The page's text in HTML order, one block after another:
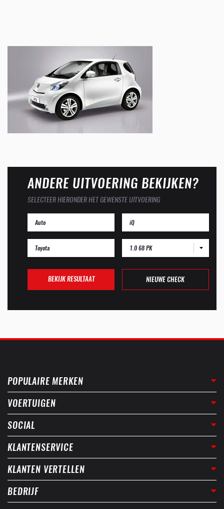
ANDERE UITVOERING BEKIJKEN?
SELECTEER HIERONDER HET GEWENSTE UITVOERING
1.0 68 PK
BEKIJK RESULTAAT NIEUWE CHECK
POPULAIRE MERKEN
VOERTUIGEN
SOCIAL
KLANTENSERVICE
KLANTEN VERTELLEN
BEDRIJF